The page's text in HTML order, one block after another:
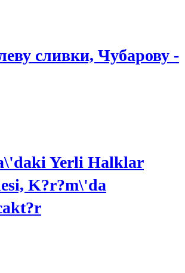
сливки, Чубарову -
Yerli Halklar
K?r?m\'da